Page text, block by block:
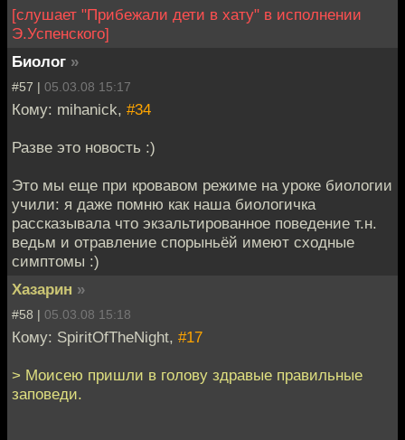
[слушает "Прибежали дети в хату" в исполнении
Э.Успенского]
Биолог »
#57 | 05.03.08 15:17
Кому: mihanick, #34
Разве это новость :)
Это мы еще при кровавом режиме на уроке биологии
учили: я даже помню как наша биологичка
рассказывала что экзальтированное поведение т.н.
ведьм и отравление спорыньёй имеют сходные
симптомы :)
Хазарин »
#58 | 05.03.08 15:18
Кому: SpiritOfTheNight, #17
> Моисею пришли в голову здравые правильные
заповеди.